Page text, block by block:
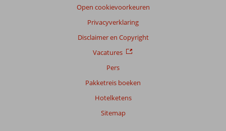
Open cookievoorkeuren
Privacyverklaring
Disclaimer en Copyright
Vacatures
Pers
Pakketreis boeken
Hotelketens
Sitemap